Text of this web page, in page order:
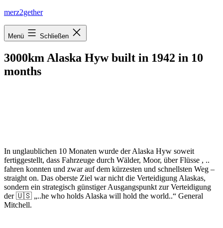
Zum
springen
merz2gether
Menü Schließen
3000km Alaska Hyw built in 1942 in 10
months
In unglaublichen 10 Monaten wurde der Alaska Hyw soweit
fertiggestellt, dass Fahrzeuge durch Wälder, Moor, über Flüsse , ..
fahren konnten und zwar auf dem kürzesten und schnellsten Weg –
straight on. Das oberste Ziel war nicht die Verteidigung Alaskas,
sondern ein strategisch günstiger Ausgangspunkt zur Verteidigung
der 🇺🇸 „..he who holds Alaska will hold the world..“ General
Mitchell.